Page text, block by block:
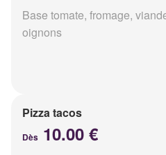
Base tomate, fromage,
oignons
Pizza tacos
Dès 10.00 €